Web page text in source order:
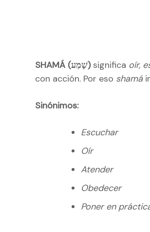
SHAMÁ (שָׁמַע)significa oír,
con acción. Por eso shamá
Sinónimos:
Escuchar
Oír
Atender
Obedecer
Poner en